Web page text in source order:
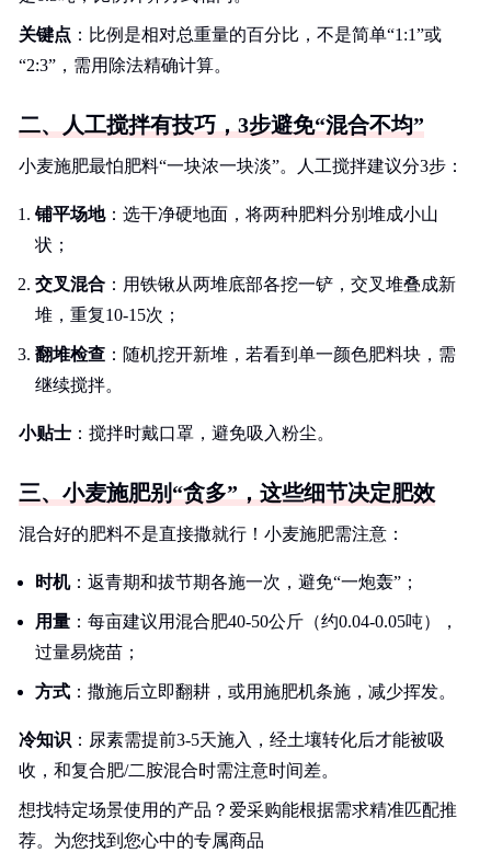
关键点 ：比例是相对总重量的百分比，不是简单“1:1”或
“2:3”，需用除法精确计算。
二、人工搅拌有技巧，3步避免“混合不均”
小麦施肥最怕肥料“一块浓一块淡”。人工搅拌建议分3步：
铺平场地：选干净硬地面，将两种肥料分别堆成小山
状；
交叉混合 ：用铁锹从两堆底部各挖一铲，交叉堆叠成新
堆，重复10-15次；
翻堆检查 ：随机挖开新堆，若看到单一颜色肥料块，需
继续搅拌。
小贴士 ：搅拌时戴口罩，避免吸入粉尘。
三、小麦施肥别“贪多”，这些细节决定肥效
混合好的肥料不是直接撒就行！小麦施肥需注意：
时机：返青期和拔节期各施一次，避免“一炮轰”；
用量 ：每亩建议用混合肥40-50公斤（约0.04-0.05吨），
过量易烧苗；
方式 ：撒施后立即翻耕，或用施肥机条施，减少挥发。
冷知识 ：尿素需提前3-5天施入，经土壤转化后才能被吸
收，和复合肥/二胺混合时需注意时间差。
想找特定场景使用的产品？爱采购能根据需求精准匹配推
荐。为您找到您心中的专属商品